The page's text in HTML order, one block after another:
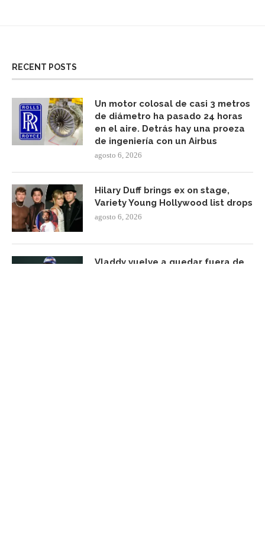
RECENT POSTS
Un motor colosal de casi 3 metros
de diámetro ha pasado 24 horas
en el aire. Detrás hay una proeza
de ingeniería con un Airbus
agosto 6, 2026
Hilary Duff brings ex on stage,
Variety Young Hollywood list drops
agosto 6, 2026
Vladdy vuelve a quedar fuera de